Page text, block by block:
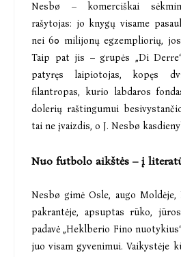
Nesbø – komerciškai
rašytojas: jo knygų visame
nei 60 milijonų egzempliorių,
Taip pat jis – grupės „Di
patyręs laipiotojas, kopęs
filantropas, kurio labdaros
dolerių raštingumui
tai ne įvaizdis, o J. Nesbø
Nuo futbolo aikštės – į
Nesbø gimė Osle, augo Moldėje,
pakrantėje, apsuptas rūko,
padavė „Heklberio Fino
juo visam gyvenimui. Vaikystėje